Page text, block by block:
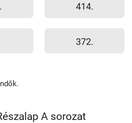
414.
372.
A sorozat